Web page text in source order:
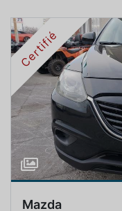
Certifié
Mazda